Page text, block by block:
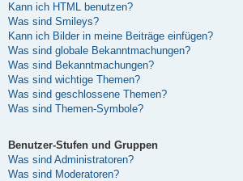
Kann ich HTML benutzen?
Was sind Smileys?
Kann ich Bilder in meine Beiträge einfügen?
Was sind globale Bekanntmachungen?
Was sind Bekanntmachungen?
Was sind wichtige Themen?
Was sind geschlossene Themen?
Was sind Themen-Symbole?
Benutzer-Stufen und Gruppen
Was sind Administratoren?
Was sind Moderatoren?